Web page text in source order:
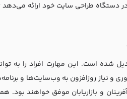
طراحی سایت خود ارائه می‌دهد تا
شده است. این مهارت افراد را به
و نیاز روزافزون به وب‌سایت‌ها و
و بازاریابان موفق خواهند بود.